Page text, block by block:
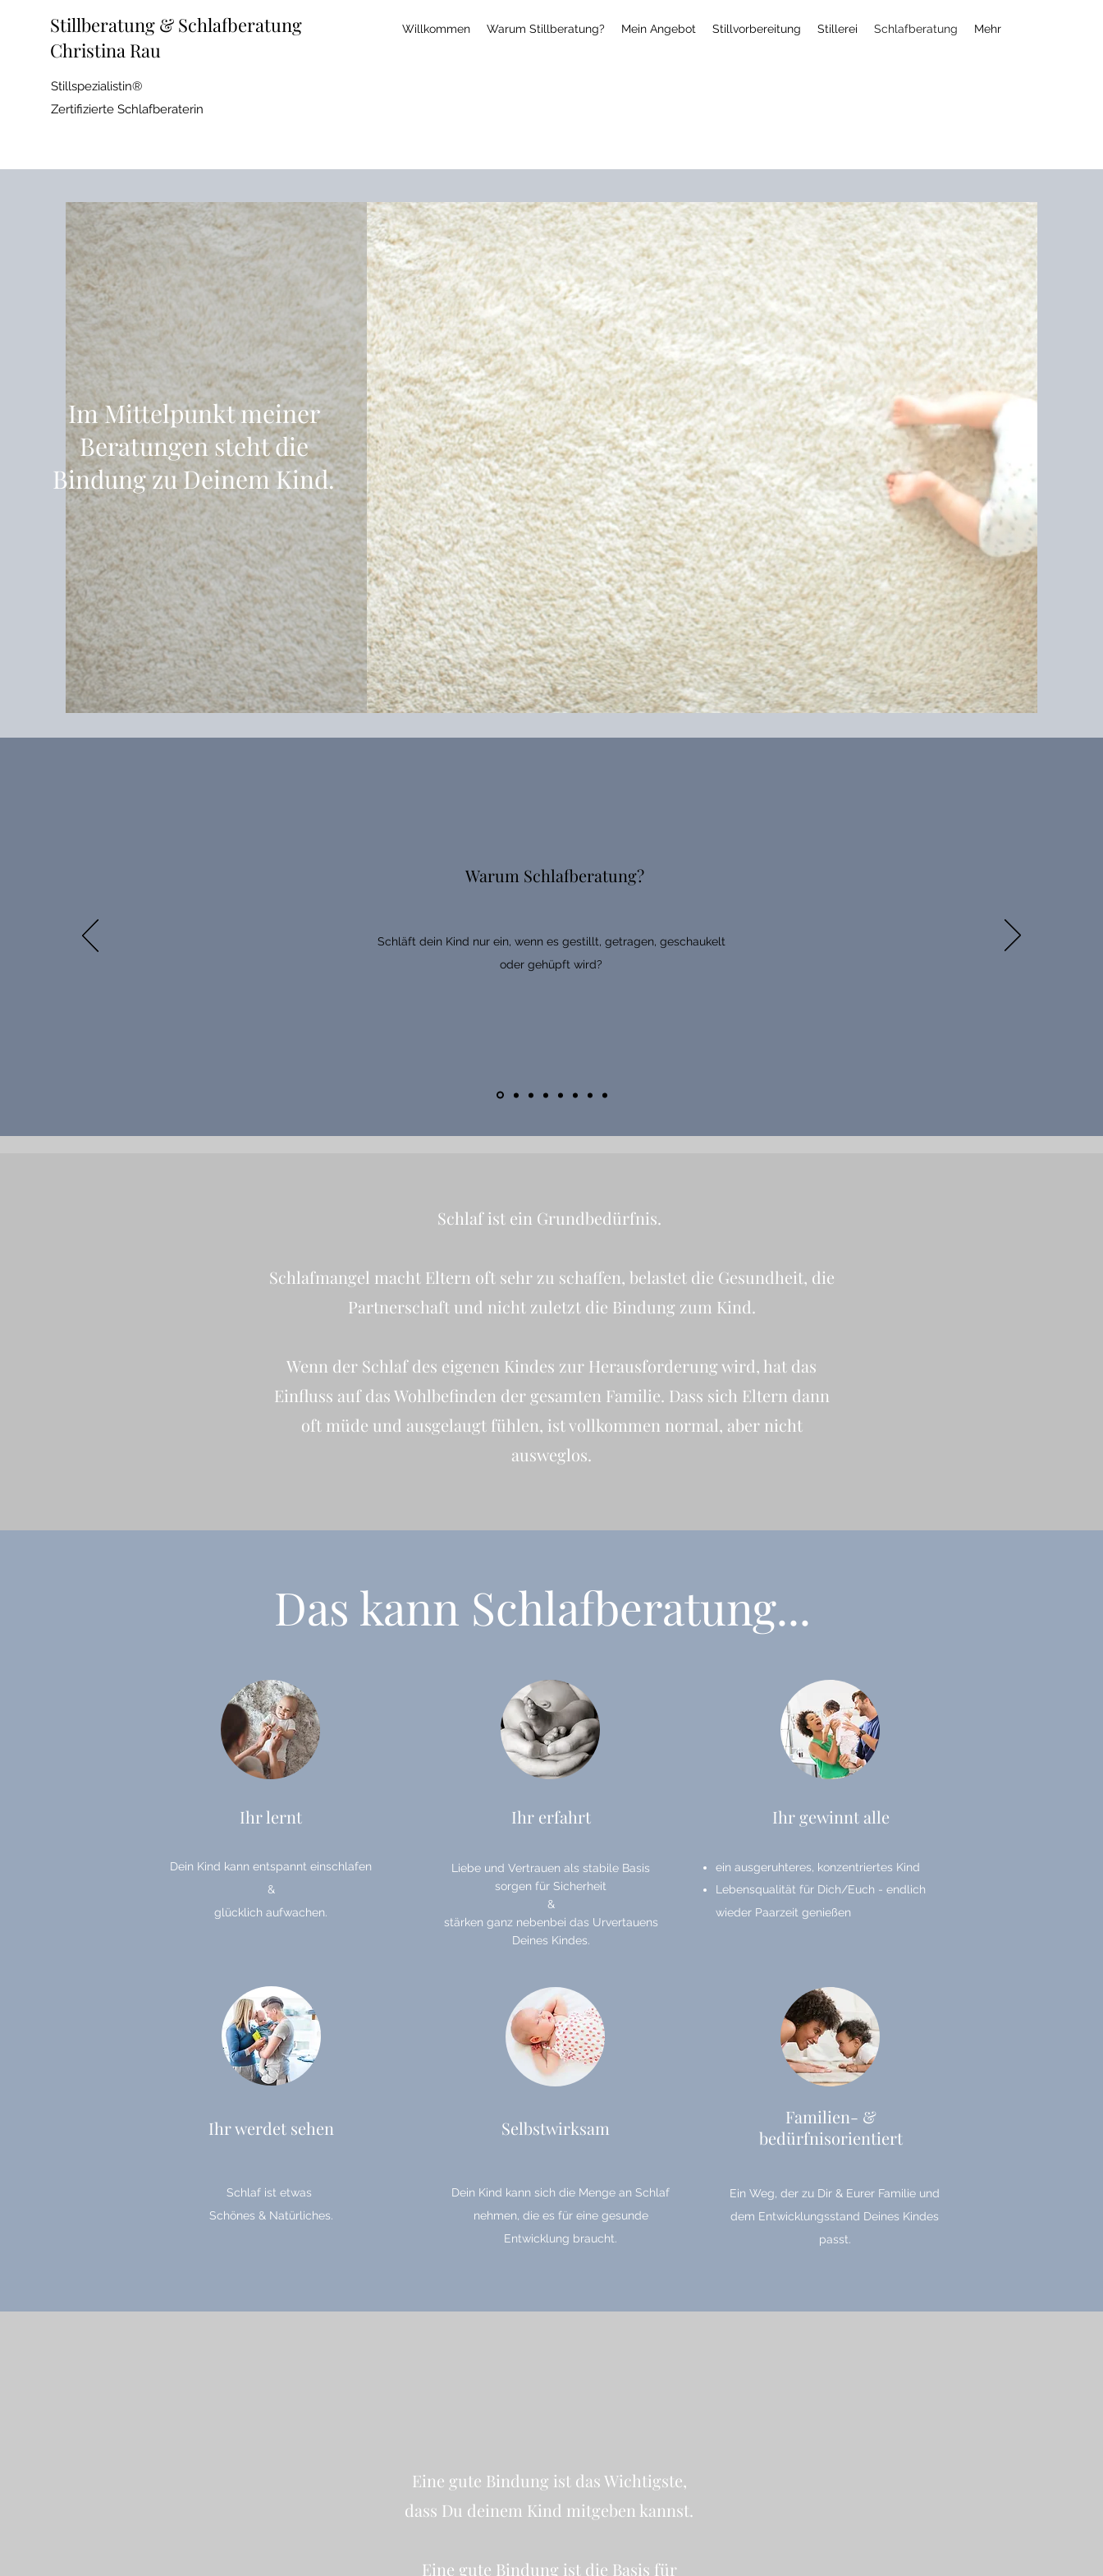
Stillberatung & Schlafberatung
Christina Rau
Stillspezialistin®
Zertifizierte Schlafberaterin
Willkommen Warum Stillberatung? Mein Angebot Stillvorbereitung Stillerei Schlafberatung Mehr
Im Mittelpunkt meiner
Beratungen steht die
Bindung zu Deinem Kind.
Warum Schlafberatung?
Schläft dein Kind nur ein, wenn es gestillt, getragen, geschaukelt
oder gehüpft wird?
Schlaf ist ein Grundbedürfnis. ​
Schlafmangel macht Eltern oft sehr zu schaffen, belastet die Gesundheit, die
Partnerschaft und nicht zuletzt die Bindung zum Kind.
Wenn der Schlaf des eigenen Kindes zur Herausforderung wird, hat das
Einfluss auf das Wohlbefinden der gesamten Familie. Dass sich Eltern dann
oft müde und ausgelaugt fühlen, ist vollkommen normal, aber nicht
ausweglos.
Das kann Schlafberatung...
Ihr lernt
Dein Kind kann entspannt einschlafen
&
glücklich aufwachen.
Ihr werdet sehen
Schlaf ist etwas
Schönes & Natürliches.
Ihr erfahrt
Liebe und Vertrauen als stabile Basis
sorgen für Sicherheit
&
stärken ganz nebenbei das Urvertauens
Deines Kindes.
Selbstwirksam
Dein Kind kann sich die Menge an Schlaf
nehmen, die es für eine gesunde
Entwicklung braucht.
Ihr gewinnt alle
ein ausgeruhteres, konzentriertes Kind
Lebensqualität für Dich/Euch - endlich
wieder Paarzeit genießen
Familien- &
bedürfnisorientiert
Ein Weg, der zu Dir & Eurer Familie und
dem Entwicklungsstand Deines Kindes
passt.
Eine gute Bindung ist das Wichtigste,
dass Du deinem Kind mitgeben kannst.
Eine gute Bindung ist die Basis für